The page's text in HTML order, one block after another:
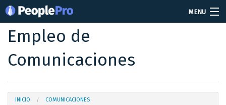
MENU
Soy reclutador
Precios
Iniciar sesión
Empleo de
Comunicaciones
INICIO COMUNICACIONES